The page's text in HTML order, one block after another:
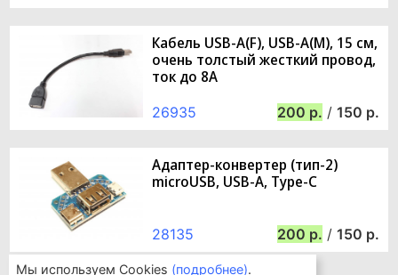
Кабель USB-A(F), USB-A(M), 15 см,
очень толстый жесткий провод,
ток до 8А
26935 200 / 150
Адаптер-конвертер (тип-2)
microUSB, USB-A, Type-C
28135 200 / 150
Мы используем Cookies (подробнее).